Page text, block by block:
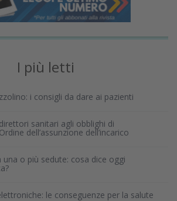
I più letti
i consigli da dare ai pazienti
sanitari agli obblighi di
dell’assunzione dell’incarico
una o più sedute: cosa dice oggi
le conseguenze per la salute